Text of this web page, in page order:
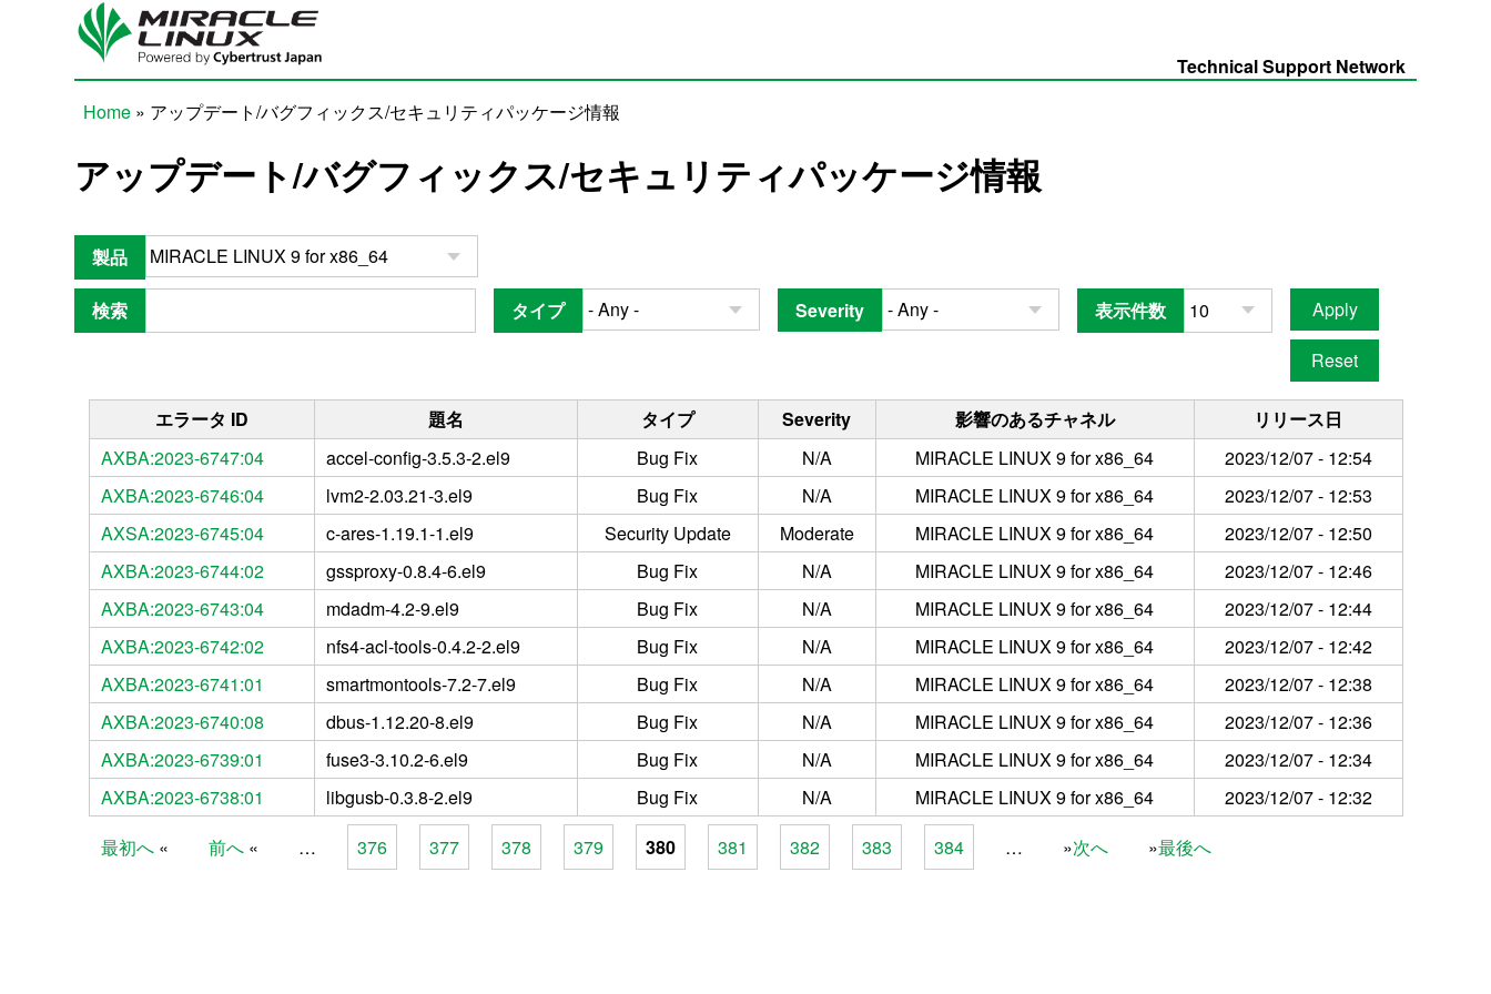
Skip to main content
Technical Support Network
Home » アップデート/バグフィックス/セキュリティパッケージ情報
アップデート/バグフィックス/セキュリティパッケージ情報
製品
検索 タイプ Severity 表示件数
エラータ ID 題名 タイプ Severity 影響のあるチャネル
リリース日
AXBA:2023-6747:04
accel-config-3.5.3-2.el9 Bug Fix N/A MIRACLE LINUX 9 for x86_64
2023/12/07 - 12:54
AXBA:2023-6746:04
lvm2-2.03.21-3.el9 Bug Fix N/A MIRACLE LINUX 9 for x86_64
2023/12/07 - 12:53
AXSA:2023-6745:04
c-ares-1.19.1-1.el9 Security Update Moderate MIRACLE LINUX 9 for x86_64
2023/12/07 - 12:50
AXBA:2023-6744:02
gssproxy-0.8.4-6.el9 Bug Fix N/A MIRACLE LINUX 9 for x86_64
2023/12/07 - 12:46
AXBA:2023-6743:04
mdadm-4.2-9.el9 Bug Fix N/A MIRACLE LINUX 9 for x86_64
2023/12/07 - 12:44
AXBA:2023-6742:02
nfs4-acl-tools-0.4.2-2.el9 Bug Fix N/A MIRACLE LINUX 9 for x86_64
2023/12/07 - 12:42
AXBA:2023-6741:01
smartmontools-7.2-7.el9 Bug Fix N/A MIRACLE LINUX 9 for x86_64
2023/12/07 - 12:38
AXBA:2023-6740:08
dbus-1.12.20-8.el9 Bug Fix N/A MIRACLE LINUX 9 for x86_64
2023/12/07 - 12:36
AXBA:2023-6739:01
fuse3-3.10.2-6.el9 Bug Fix N/A MIRACLE LINUX 9 for x86_64
2023/12/07 - 12:34
AXBA:2023-6738:01
libgusb-0.3.8-2.el9 Bug Fix N/A MIRACLE LINUX 9 for x86_64 2023/12/07 - 12:32
最初へ 前へ … 376 377 378 379 380 381 382 383 384 … 次へ 最後へ